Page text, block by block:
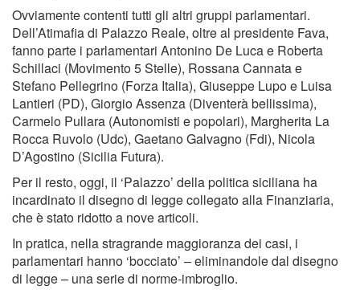
Ovviamente contenti tutti gli altri gruppi parlamentari.
Dell’Atimafia di Palazzo Reale, oltre al presidente Fava,
fanno parte i parlamentari Antonino De Luca e Roberta
Schillaci (Movimento 5 Stelle), Rossana Cannata e
Stefano Pellegrino (Forza Italia), Giuseppe Lupo e Luisa
Lantieri (PD), Giorgio Assenza (Diventerà bellissima),
Carmelo Pullara (Autonomisti e popolari), Margherita La
Rocca Ruvolo (Udc), Gaetano Galvagno (Fdi), Nicola
D’Agostino (Sicilia Futura).
Per il resto, oggi, il ‘Palazzo’ della politica siciliana ha
incardinato il disegno di legge collegato alla Finanziaria,
che è stato ridotto a nove articoli.
In pratica, nella stragrande maggioranza dei casi, i
parlamentari hanno ‘bocciato’ – eliminandole dal disegno
di legge – una serie di norme-imbroglio.